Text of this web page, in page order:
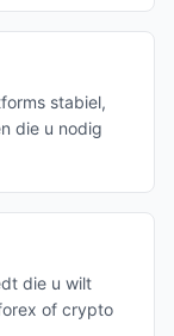
stabiel,
die u nodig
die u wilt
of crypto